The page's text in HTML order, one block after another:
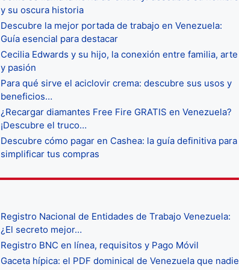
y su oscura historia
Descubre la mejor portada de trabajo en Venezuela:
Guía esencial para destacar
Cecilia Edwards y su hijo, la conexión entre familia, arte
y pasión
Para qué sirve el aciclovir crema: descubre sus usos y
beneficios…
¿Recargar diamantes Free Fire GRATIS en Venezuela?
¡Descubre el truco…
Descubre cómo pagar en Cashea: la guía definitiva para
simplificar tus compras
Registro Nacional de Entidades de Trabajo Venezuela:
¿El secreto mejor…
Registro BNC en línea, requisitos y Pago Móvil
Gaceta hípica: el PDF dominical de Venezuela que nadie